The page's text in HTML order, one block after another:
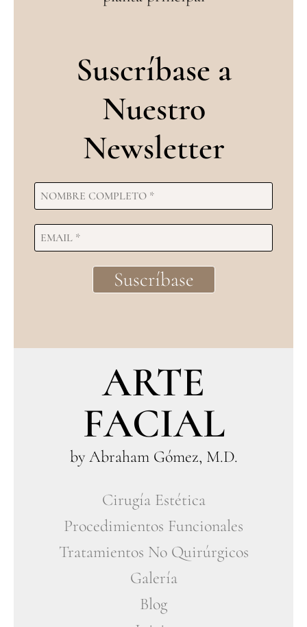
Suscríbase a
Nuestro
Newsletter
ARTE
FACIAL
by Abraham Gómez, M.D.
Cirugía Estética
Procedimientos Funcionales
Tratamientos No Quirúrgicos
Galería
Blog